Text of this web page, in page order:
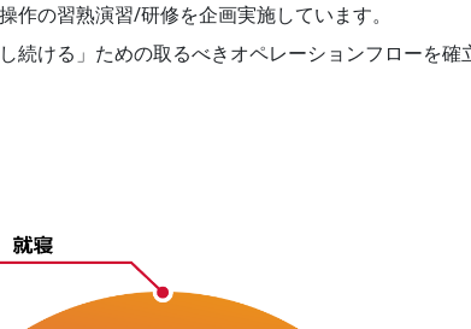
の習熟演習/研修を企画実施しています。
続ける」ための取るべきオペレーションフローを確